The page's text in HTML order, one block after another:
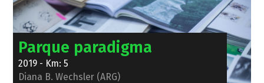
Parque paradigma
2019 - Km: 5
Diana B. Wechsler (ARG)